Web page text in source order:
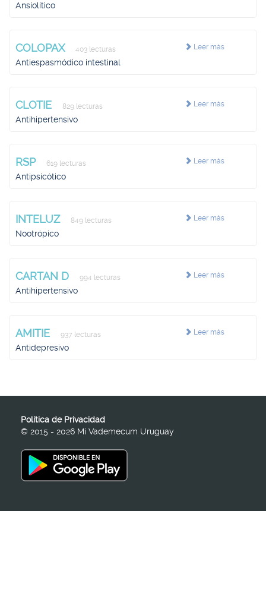
Ansiolítico
Leer más
COLOPAX 403 lecturas
Antiespasmódico intestinal
Leer más
CLOTIE 829 lecturas
Antihipertensivo
Leer más
RSP 619 lecturas
Antipsicótico
Leer más
INTELUZ 849 lecturas
Nootrópico
Leer más
CARTAN D 994 lecturas
Antihipertensivo
Leer más
AMITIE 937 lecturas
Antidepresivo
Política de Privacidad
© 2015 - 2026 Mi Vademecum Uruguay